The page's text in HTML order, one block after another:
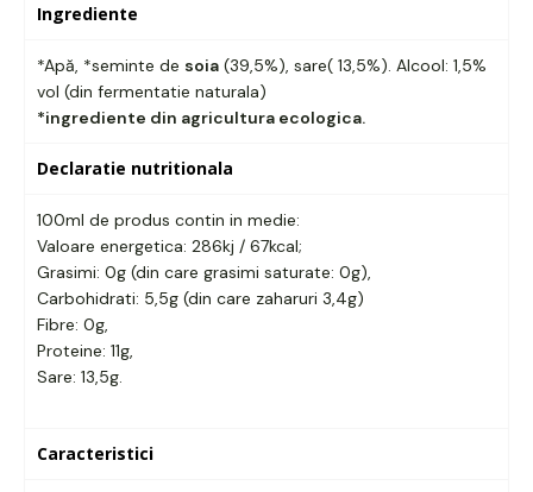
Ingrediente
*Apă, *seminte de soia (39,5%), sare( 13,5%). Alcool: 1,5%
vol (din fermentatie naturala)
*ingrediente din agricultura ecologica.
Declaratie nutritionala
100ml de produs contin in medie:
Valoare energetica: 286kj / 67kcal;
Grasimi: 0g (din care grasimi saturate: 0g),
Carbohidrati: 5,5g (din care zaharuri 3,4g)
Fibre: 0g,
Proteine: 11g,
Sare: 13,5g.
Caracteristici